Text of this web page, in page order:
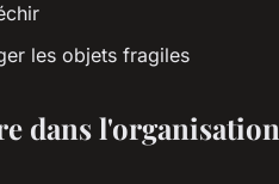
les objets fragiles
dans l'organisation